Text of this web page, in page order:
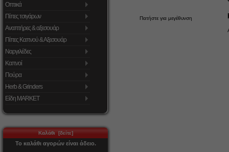
Οπτικά
Πίπες τσιγάρων
Αναπτήρες & αξεσουάρ
Πίπες Καπνού & Αξεσουάρ
Ναργιλέδες
Καπνοί
Πούρα
Herb & Grinders
Είδη MARKET
Καλάθι [δείτε]
Το καλάθι αγορών είναι άδειο.
Πατήστε για μεγέθυνση